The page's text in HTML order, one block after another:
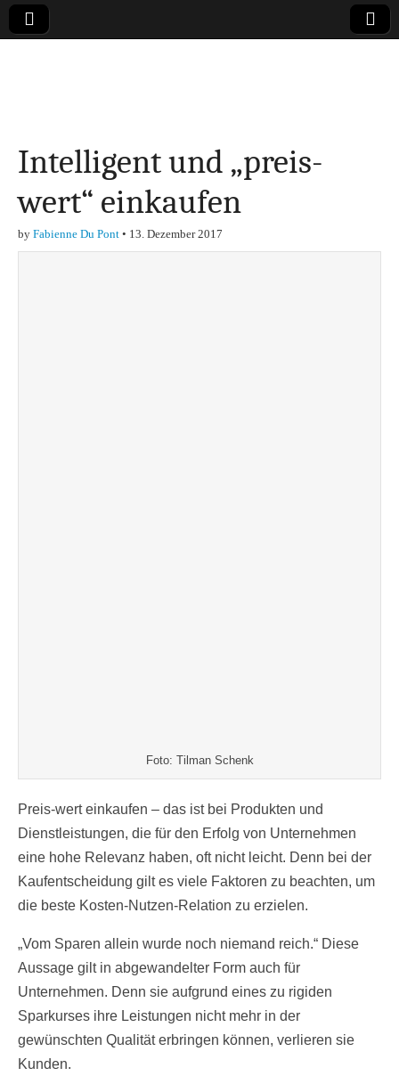
Finanzen,
Marketing-, Vertrieb-
& Investment-Tipps
Intelligent und „preis-
wert“ einkaufen
by Fabienne Du Pont • 13. Dezember 2017
Foto: Tilman Schenk
Preis-wert einkaufen – das ist bei Produkten und
Dienstleistungen, die für den Erfolg von Unternehmen
eine hohe Relevanz haben, oft nicht leicht. Denn bei der
Kaufentscheidung gilt es viele Faktoren zu beachten, um
die beste Kosten-Nutzen-Relation zu erzielen.
„Vom Sparen allein wurde noch niemand reich.“ Diese
Aussage gilt in abgewandelter Form auch für
Unternehmen. Denn sie aufgrund eines zu rigiden
Sparkurses ihre Leistungen nicht mehr in der
gewünschten Qualität erbringen können, verlieren sie
Kunden.